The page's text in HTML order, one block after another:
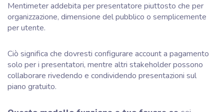
Mentimeter addebita per presentatore piuttosto che per
organizzazione, dimensione del pubblico o semplicemente
per utente.
Ciò significa che dovresti configurare account a pagamento
solo per i presentatori, mentre altri stakeholder possono
collaborare rivedendo e condividendo presentazioni sul
piano gratuito.